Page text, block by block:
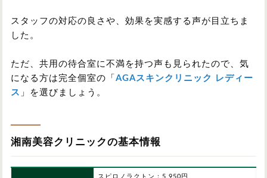
スタッフの対応の良さや、効果を実感する声が目立ちま
した。
ただ、共用の待合室に不満を持つ声も見られたので、気
になる方は完全個室の「 AGAスキンクリニック レディー
ス 」を選びましょう。
湘南美容クリニックの基本情報
スピロノラクトン：5,950円